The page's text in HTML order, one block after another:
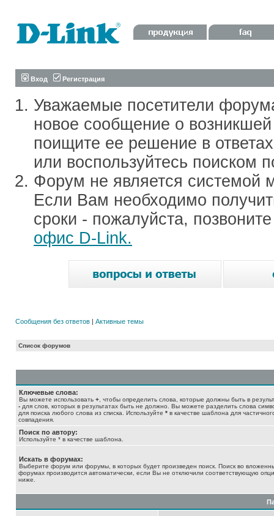
Вход Регистрация
Уважаемые посетители
новое сообщение о
поищите ее решение в
или воспользуйтесь поиском
Форум не является системой
Если Вам необходимо
сроки - пожалуйста,
офис D-Link.
Сообщения без ответов | Активные темы
Список форумов
Ключевые слова:
Вы можете использовать + , чтобы определить слова, которые должны быть в
- для слов, которых в результатах быть не должно. Вы можете разделить слова
для поиска любого слова из списка. Используйте * в качестве шаблона для
совпадения.
Поиск по автору:
Используйте * в качестве шаблона.
Искать в форумах:
Выберите форум или форумы, в которых будет произведен поиск. Поиск во
форумах производится автоматически, если Вы не отключили соответствующую
ниже.